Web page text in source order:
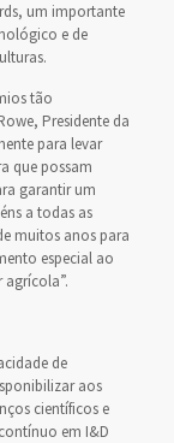
um importante
e de
tão
Presidente da
para levar
que possam
garantir um
a todas as
muitos anos para
especial ao
de
aos
científicos e
em I&D